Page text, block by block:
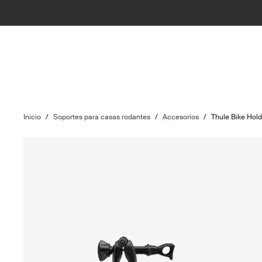
Inicio / Soportes para casas rodantes / Accesorios / Thule Bike